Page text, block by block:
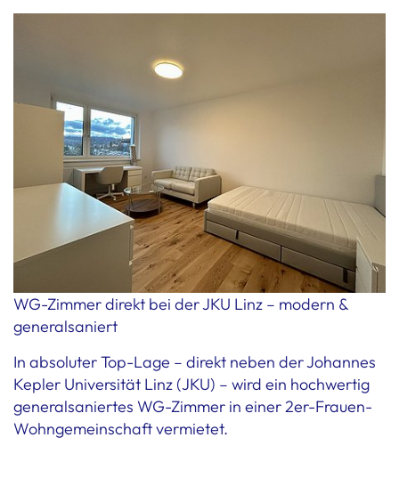
WG-Zimmer direkt bei der JKU Linz – modern &
generalsaniert
In absoluter Top-Lage – direkt neben der Johannes
Kepler Universität Linz (JKU) – wird ein hochwertig
generalsaniertes WG-Zimmer in einer 2er-Frauen-
Wohngemeinschaft vermietet.